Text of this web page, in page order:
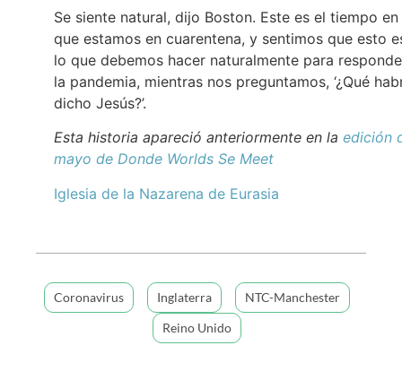
Se siente natural, dijo Boston. Este es el tiempo en
que estamos en cuarentena, y sentimos que esto
lo que debemos hacer naturalmente para
la pandemia, mientras nos preguntamos, ‘¿Qué
dicho Jesús?’.
Esta historia apareció anteriormente en la edición
mayo de Donde Worlds Se Meet
Iglesia de la Nazarena de Eurasia
Coronavirus Inglaterra
NTC-Manchester
Reino Unido